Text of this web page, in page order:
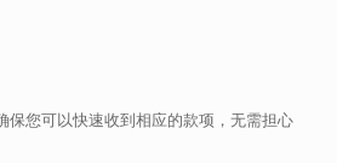
保您可以快速收到相应的款项，无需担心